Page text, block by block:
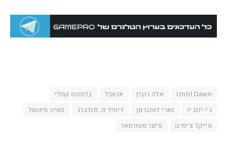
Until Dawn אלה רובין אנאבל
בלמונט קמלי
ג'י-יונג יו
גארי דאוברמן דיוויד פ. סנדברג
מאיה מיטשל
מייקל צ’ימינו
פיטר סטורמאר